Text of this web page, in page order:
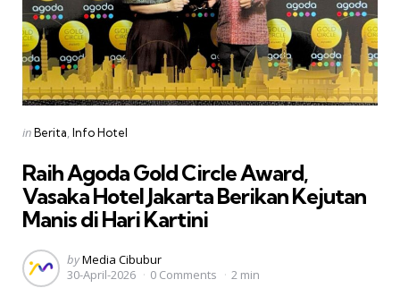
Categories
Posted
inBerita Info Hotel
Raih Agoda Gold Circle Award,
Vasaka Hotel Jakarta Berikan Kejutan
Manis di Hari Kartini
Posted
by
byMedia Cibubur
30-April-2026
0 Comments 2 min